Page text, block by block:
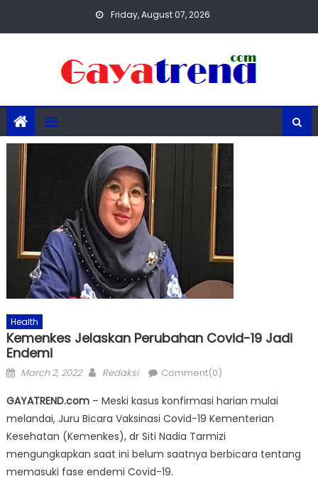
Friday, August 07, 2026
Health
Kemenkes Jelaskan Perubahan Covid-19 Jadi
Endemi
Posted
March 2, 2022 Author
Redaksi Comment(0)
GAYATREND.com– Meski kasus konfirmasi harian mulai
melandai, Juru Bicara Vaksinasi Covid-19 Kementerian
Kesehatan (Kemenkes), dr Siti Nadia Tarmizi
mengungkapkan saat ini belum saatnya berbicara tentang
memasuki fase endemi Covid-19.